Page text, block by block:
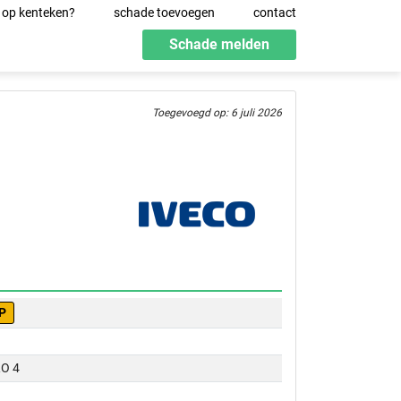
kenteken? schade toevoegen contact
Schade melden
Toegevoegd op: 6 juli 2026
4